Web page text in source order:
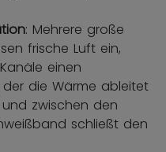
: Mehrere große
frische Luft ein,
einen
die Wärme ableitet
zwischen den
schließt den